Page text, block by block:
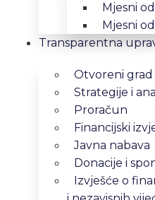
Mjesni
Mjesni
Transparentna
Otvoreni grad
Strategije i
Proračun
Financijski
Javna nabava
Donacije i
Izvješće o